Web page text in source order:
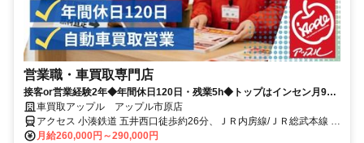
営業職・車買取専門店
接客or営業経験2年◆年間休日120日・残業5h◆トップはインセン月90
万円◆100%反響型◆飛込みテレアポノルマなし
車買取アップル アップル市原店
アクセス 小湊鉄道 五井西口徒歩約26分、ＪＲ内房線/ＪＲ総武本線 五
井西口徒歩約26分、連絡バス 五井西口徒歩約28分 市原市平成通り 君
月給260,000円～290,000円